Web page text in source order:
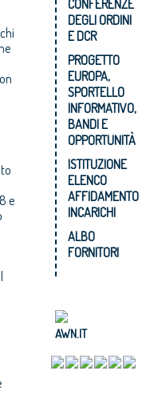
e
CONFERENZE
DEGLI ORDINI
E DCR
PROGETTO
EUROPA,
SPORTELLO
INFORMATIVO,
BANDI E
OPPORTUNITÀ
ISTITUZIONE
ELENCO
AFFIDAMENTO
INCARICHI
ALBO
FORNITORI
AWN.IT